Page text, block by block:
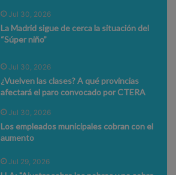
Jul 30, 2026
La Madrid sigue de cerca la situación del
“Súper niño”
Jul 30, 2026
¿Vuelven las clases? A qué provincias
afectará el paro convocado por CTERA
Jul 30, 2026
Los empleados municipales cobran con el
aumento
Jul 29, 2026